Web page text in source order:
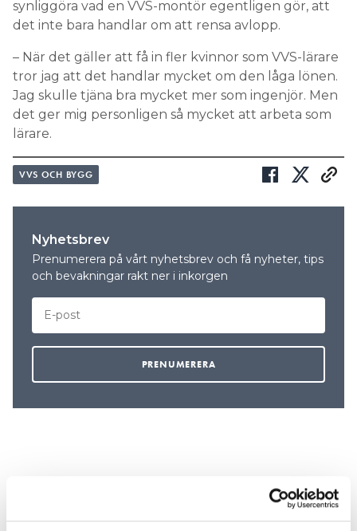
synliggöra vad en VVS-montör egentligen gör, att
det inte bara handlar om att rensa avlopp.
– När det gäller att få in fler kvinnor som VVS-lärare
tror jag att det handlar mycket om den låga lönen.
Jag skulle tjäna bra mycket mer som ingenjör. Men
det ger mig personligen så mycket att arbeta som
lärare.
VVS OCH BYGG
Nyhetsbrev
Prenumerera på vårt nyhetsbrev och få nyheter, tips
och bevakningar rakt ner i inkorgen